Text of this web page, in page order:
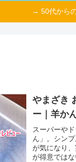
→ 50代から
やまざき
ー｜羊か
スーパーや
ん」。シン
が気になり
が得意では